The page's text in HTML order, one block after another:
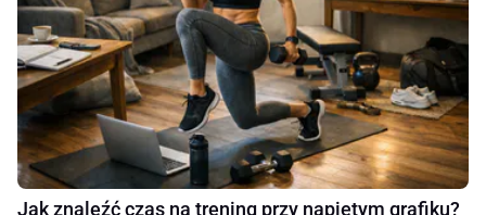
Jak znaleźć czas na trening przy napiętym grafiku?